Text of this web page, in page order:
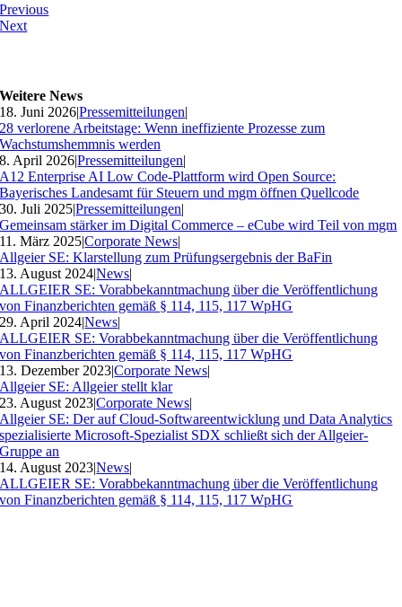
Previous
Next
Weitere News
18. Juni 2026|Pressemitteilungen|
28 verlorene Arbeitstage: Wenn ineffiziente Prozesse zum
Wachstumshemmnis werden
8. April 2026|Pressemitteilungen|
A12 Enterprise AI Low Code-Plattform wird Open Source:
Bayerisches Landesamt für Steuern und mgm öffnen Quellcode
30. Juli 2025|Pressemitteilungen|
Gemeinsam stärker im Digital Commerce – eCube wird Teil von mgm
11. März 2025|Corporate News|
Allgeier SE: Klarstellung zum Prüfungsergebnis der BaFin
13. August 2024|News|
ALLGEIER SE: Vorabbekanntmachung über die Veröffentlichung
von Finanzberichten gemäß § 114, 115, 117 WpHG
29. April 2024|News|
ALLGEIER SE: Vorabbekanntmachung über die Veröffentlichung
von Finanzberichten gemäß § 114, 115, 117 WpHG
13. Dezember 2023|Corporate News|
Allgeier SE: Allgeier stellt klar
23. August 2023|Corporate News|
Allgeier SE: Der auf Cloud-Softwareentwicklung und Data Analytics
spezialisierte Microsoft-Spezialist SDX schließt sich der Allgeier-
Gruppe an
14. August 2023|News|
ALLGEIER SE: Vorabbekanntmachung über die Veröffentlichung
von Finanzberichten gemäß § 114, 115, 117 WpHG